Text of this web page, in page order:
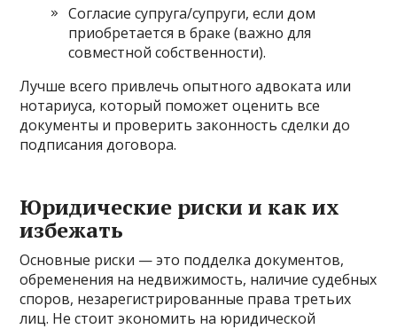
Согласие супруга/супруги, если дом
приобретается в браке (важно для
совместной собственности).
Лучше всего привлечь опытного адвоката или
нотариуса, который поможет оценить все
документы и проверить законность сделки до
подписания договора.
Юридические риски и как их
избежать
Основные риски — это подделка документов,
обременения на недвижимость, наличие судебных
споров, незарегистрированные права третьих
лиц. Не стоит экономить на юридической